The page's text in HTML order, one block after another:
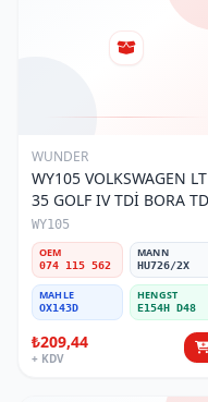
WUNDER
WY105 VOLKSWAGEN LT
35 GOLF IV TDİ BORA TDİ
074 115 562 Yağ Filtresi
WY105
OEM
074 115 562
MANN
HU726/2X
MAHLE
OX143D
HENGST
E154H D48
₺209,44
+ KDV